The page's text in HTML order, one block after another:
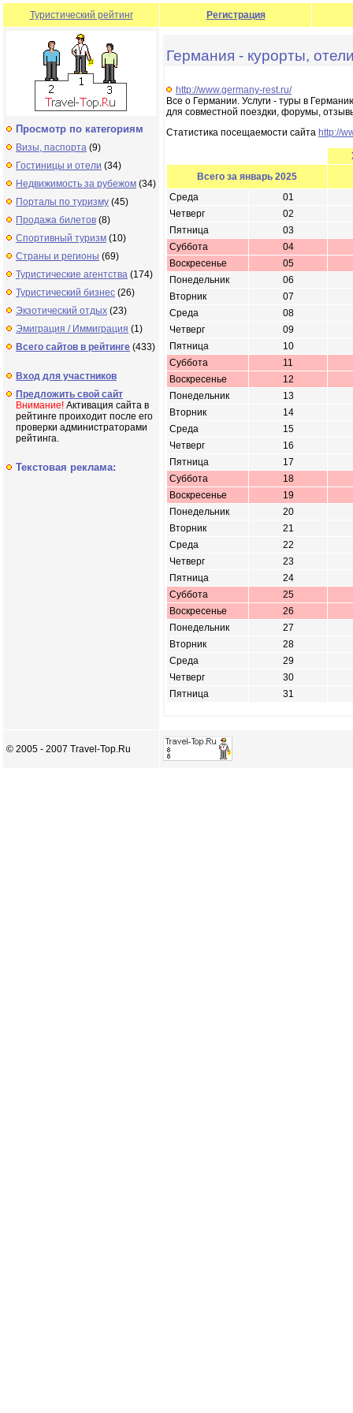
Туристический рейтинг Регистрация
Просмотр по категориям
Визы, паспорта (9)
Гостиницы и отели (34)
Недвижимость за рубежом (34)
Порталы по туризму (45)
Продажа билетов (8)
Спортивный туризм (10)
Страны и регионы (69)
Туристические агентства (174)
Туристический бизнес (26)
Экзотический отдых (23)
Эмиграция / Иммиграция (1)
Всего сайтов в рейтинге (433)
Вход для участников
Предложить свой сайт
Внимание! Активация сайта в
рейтинге проиходит после его
проверки администраторами
рейтинга.
Текстовая реклама:
Германия - курорты,
http://www.germany-rest.ru/
Все о Германии. Услуги - туры в
для совместной поездки, форумы,
Статистика посещаемости сайта http://
Всего за январь 2025
Среда
01
Четверг
02
Пятница
03
Суббота
04
Воскресенье
05
Понедельник
06
Вторник
07
Среда
08
Четверг
09
Пятница
10
Суббота
11
Воскресенье
12
Понедельник
13
Вторник
14
Среда
15
Четверг
16
Пятница
17
Суббота
18
Воскресенье
19
Понедельник
20
Вторник
21
Среда
22
Четверг
23
Пятница
24
Суббота
25
Воскресенье
26
Понедельник
27
Вторник
28
Среда
29
Четверг
30
Пятница
31
© 2005 - 2007 Travel-Top.Ru